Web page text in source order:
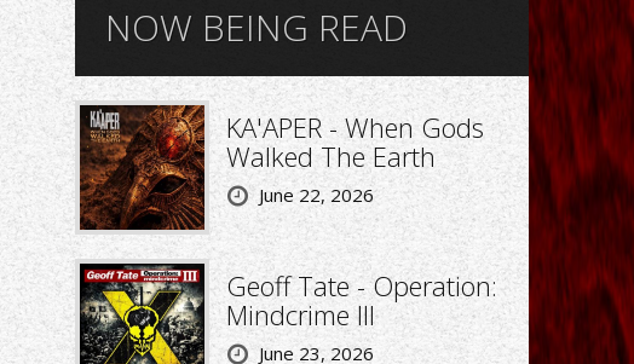
NOW BEING READ
KA'APER - When Gods
Walked The Earth
June 22, 2026
Geoff Tate - Operation:
Mindcrime III
June 23, 2026